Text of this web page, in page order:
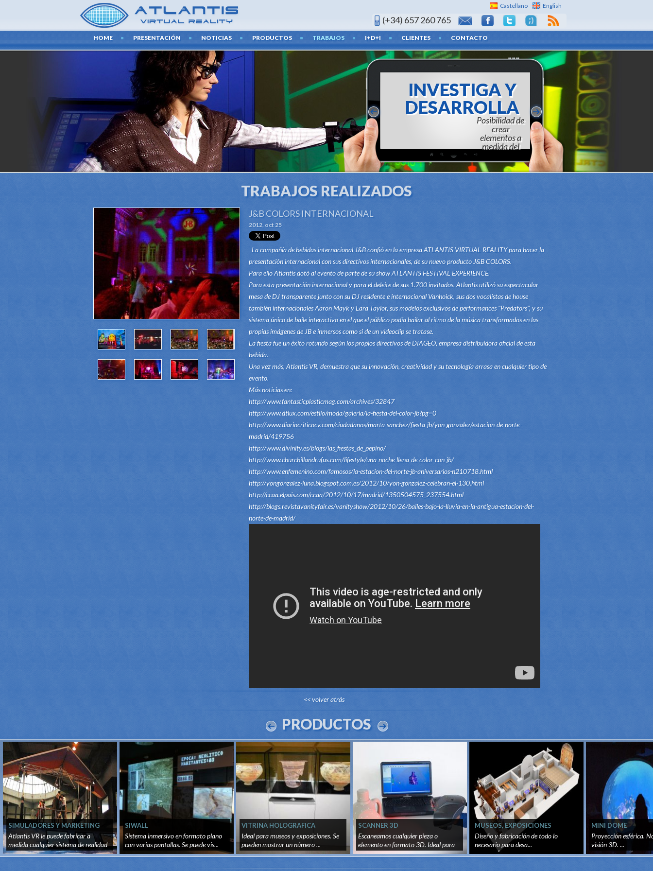
Castellano English
(+34) 657 260 765
HOME PRESENTACIÓN NOTICIAS PRODUCTOS TRABAJOS I+D+I CLIENTES CONTACTO
INVESTIGA Y
DESARROLLA
Posibilidad de crear elementos a
medida del cliente final
TRABAJOS REALIZADOS
J&B COLORS INTERNACIONAL
2012, oct 25
La compañía de bebidas internacional J&B confió en la empresa ATLANTIS VIRTUAL REALITY para hacer la
presentación internacional con sus directivos internacionales, de su nuevo producto J&B COLORS.
Para ello Atlantis dotó al evento de parte de su show ATLANTIS FESTIVAL EXPERIENCE.
Para esta presentación internacional y para el deleite de sus 1.700 invitados, Atlantis utilizó su espectacular
mesa de DJ transparente junto con su DJ residente e internacional Vanhoick, sus dos vocalistas de house
también internacionales Aaron Mayk y Lara Taylor, sus modelos exclusivos de performances "Predators", y su
sistema único de baile interactivo en el que el público podía bailar al ritmo de la música transformados en las
propias imágenes de JB e inmersos como si de un videoclip se tratase.
La fiesta fue un éxito rotundo según los propios directivos de DIAGEO, empresa distribuidora oficial de esta
bebida.
Una vez más, Atlantis VR, demuestra que su innovación, creatividad y su tecnología arrasa en cualquier tipo de
evento.
Más noticias en:
http://www.fantasticplasticmag.com/archives/32847
http://www.dtlux.com/estilo/moda/galeria/la-fiesta-del-color-jb?pg=0
http://www.diariocriticocv.com/ciudadanos/marta-sanchez/fiesta-jb/yon-gonzalez/estacion-de-norte-
madrid/419756
http://www.divinity.es/blogs/las_fiestas_de_pepino/
http://www.churchillandrufus.com/lifestyle/una-noche-llena-de-color-con-jb/
http://www.enfemenino.com/famosos/la-estacion-del-norte-jb-aniversarios-n210718.html
http://yongonzalez-luna.blogspot.com.es/2012/10/yon-gonzalez-celebran-el-130.html
http://ccaa.elpais.com/ccaa/2012/10/17/madrid/1350504575_237554.html
http://blogs.revistavanityfair.es/vanityshow/2012/10/26/bailes-bajo-la-lluvia-en-la-antigua-estacion-del-
norte-de-madrid/
<< volver atrás
PRODUCTOS
SIMULADORES Y MARKETING
PROMOCIONAL
Atlantis VR le puede fabricar a
medida cualquier sistema de realidad
v...
SIWALL
Sistema inmersivo en formato plano
con varias pantallas. Se puede vis...
VITRINA HOLOGRAFICA
Ideal para museos y exposiciones. Se
pueden mostrar un número ...
SCANNER 3D
Escaneamos cualquier pieza o
elemento en formato 3D. Ideal para
recon...
MUSEOS, EXPOSICIONES
TEMPORALES Y PERMANENTES
Diseño y fabricación de todo lo
necesario para desa...
MINI DOME
Proyección esférica.
visión 3D. ...